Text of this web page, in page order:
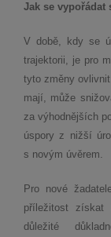
Jak se
V době, kdy se
trajektorii, je pro
tyto změny
mají, může
za výhodnějších
úspory z nižší
s novým úvěrem.
Pro nové
příležitost
důležité